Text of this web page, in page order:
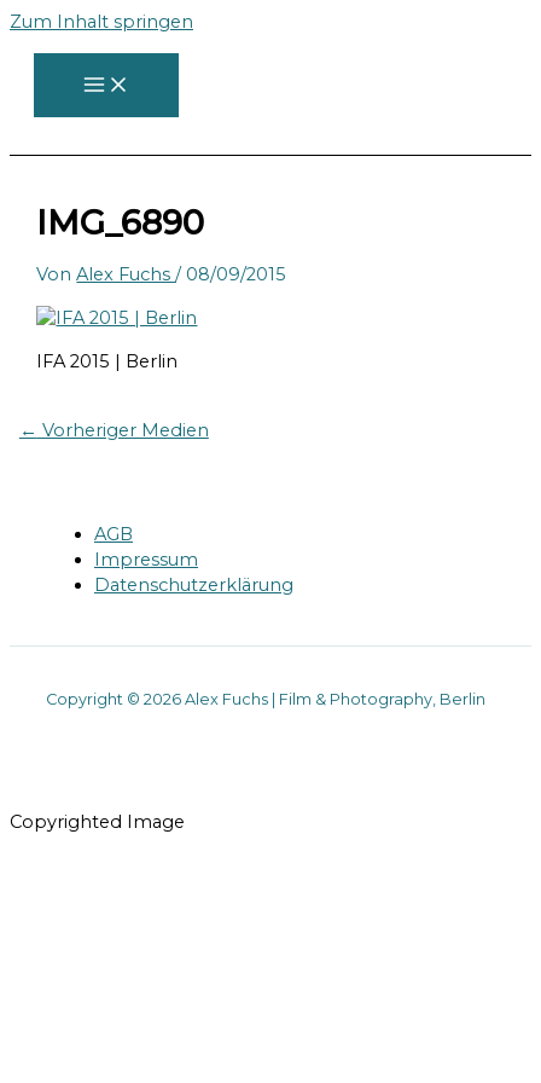
Zum Inhalt springen
IMG_6890
VonAlex Fuchs/ 08/09/2015
IFA 2015 | Berlin
← Vorheriger Medien
AGB
Impressum
Datenschutzerklärung
Copyright © 2026 Alex Fuchs | Film & Photography, Berlin
Copyrighted Image